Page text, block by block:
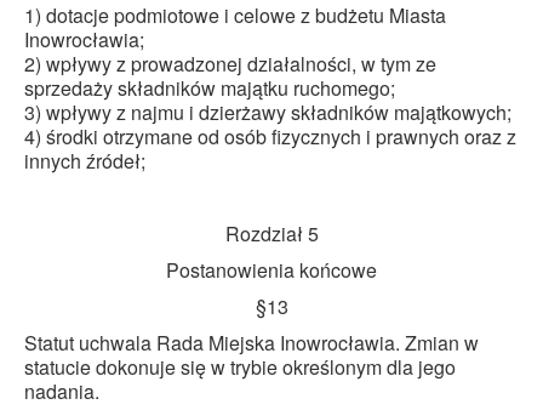
1) dotacje podmiotowe i celowe z budżetu Miasta
Inowrocławia;
2) wpływy z prowadzonej działalności, w tym ze
sprzedaży składników majątku ruchomego;
3) wpływy z najmu i dzierżawy składników majątkowych;
4) środki otrzymane od osób fizycznych i prawnych oraz z
innych źródeł;
Rozdział 5
Postanowienia końcowe
§13
Statut uchwala Rada Miejska Inowrocławia. Zmian w
statucie dokonuje się w trybie określonym dla jego
nadania.